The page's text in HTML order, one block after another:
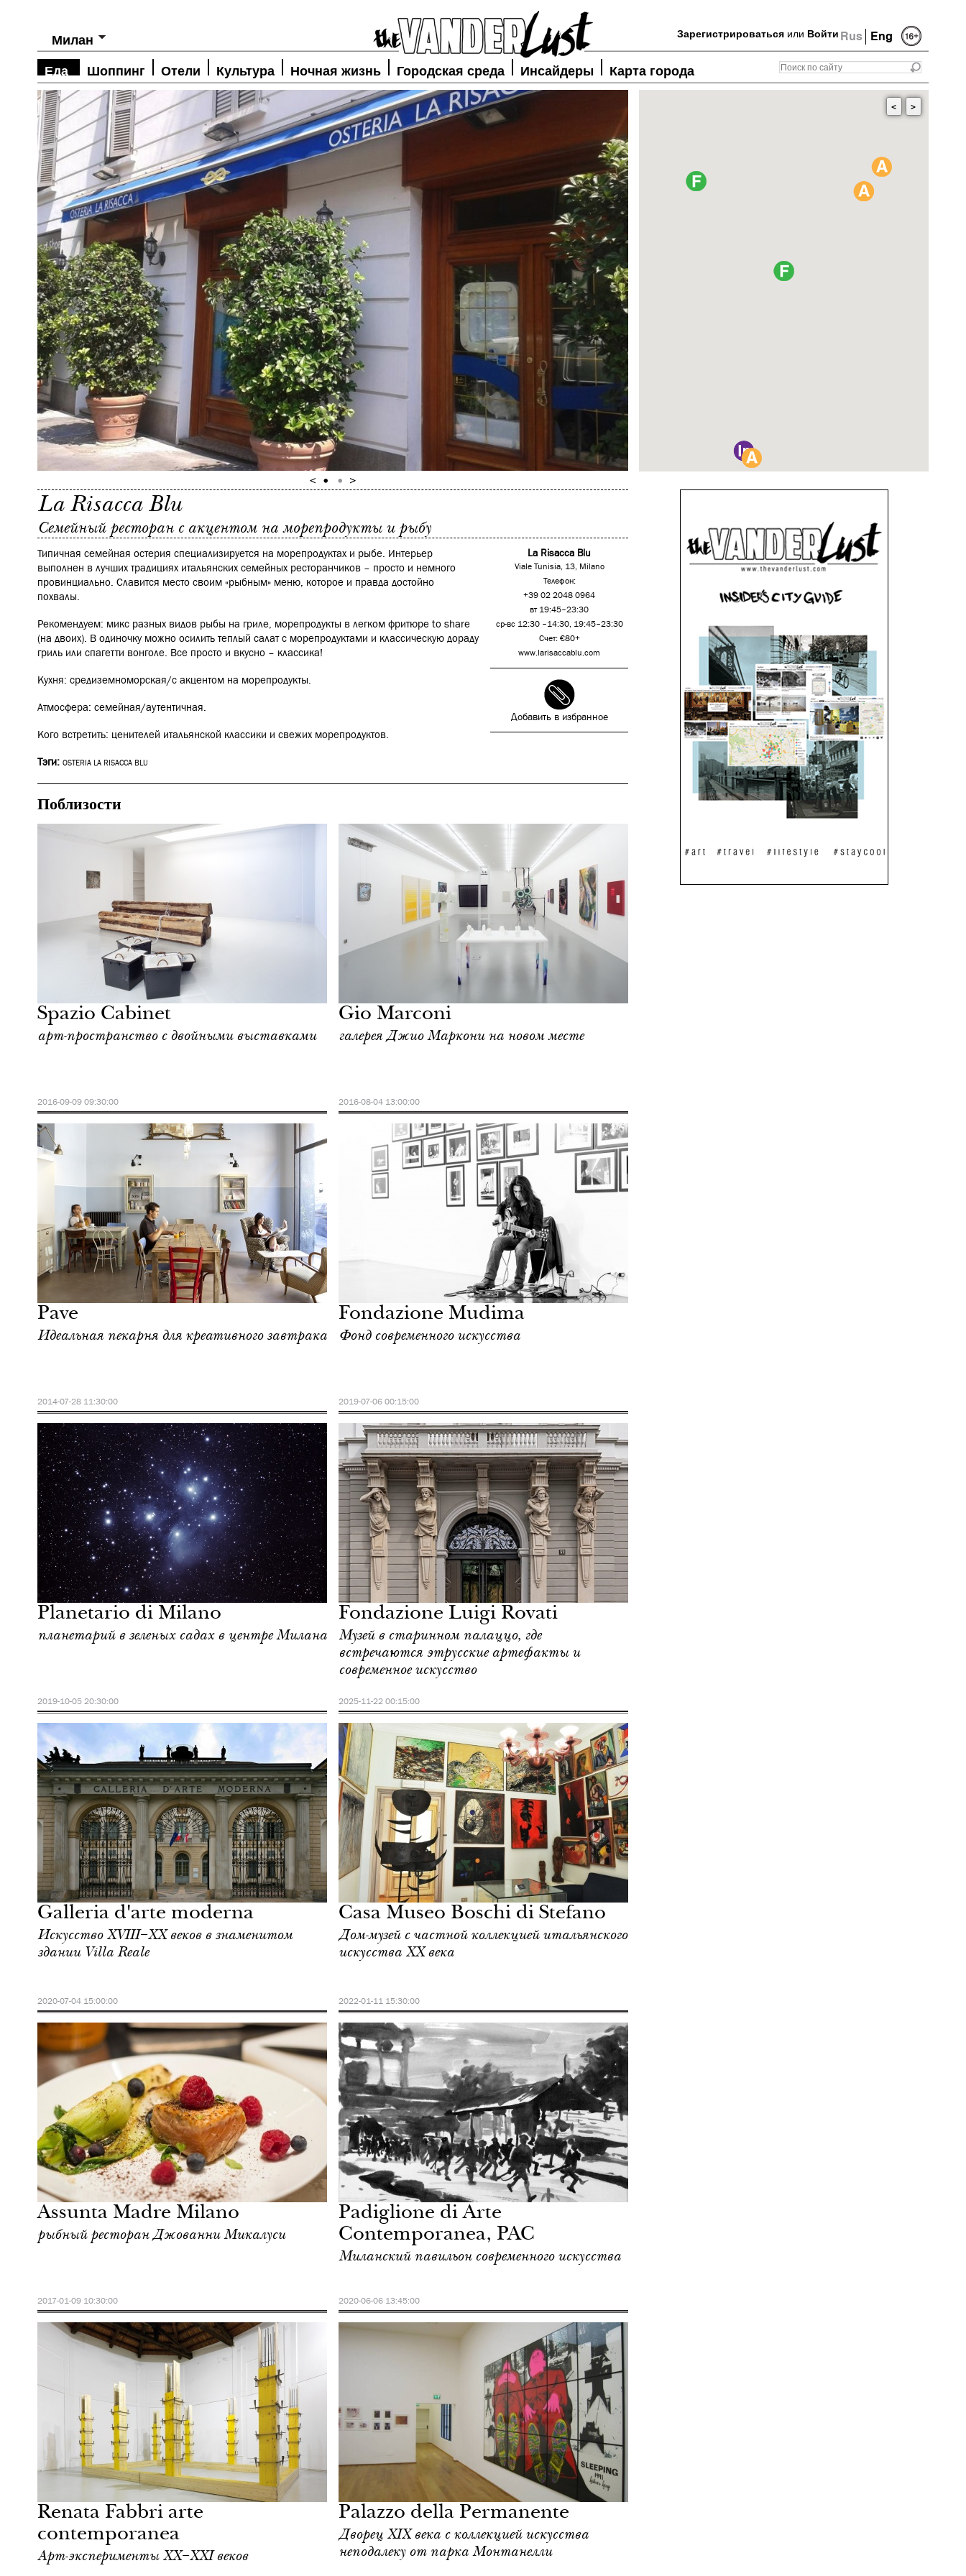
Rus Eng
Зарегистрироваться или Войти
Милан
Еда Шоппинг Отели Культура Ночная жизнь Городская среда Инсайдеры Карта города
< >
La Risacca Blu
Семейный ресторан с акцентом на морепродукты и рыбу
La Risacca Blu
Viale Tunisia, 13, Milano
Телефон:
+39 02 2048 0964
вт 19:45–23:30
ср-вс 12:30 –14:30, 19:45–23:30
Счет: €80+
www.larisaccablu.com
Добавить в избранное
Типичная семейная остерия специализируется на морепродуктах и рыбе. Интерьер
выполнен в лучших традициях итальянских семейных ресторанчиков – просто и немного
провинциально. Славится место своим «рыбным» меню, которое и правда достойно
похвалы.
Рекомендуем: микс разных видов рыбы на гриле, морепродукты в легком фритюре to share
(на двоих). В одиночку можно осилить теплый салат с морепродуктами и классическую дораду
гриль или спагетти вонголе. Все просто и вкусно – классика!
Кухня: средиземноморская/с акцентом на морепродукты.
Атмосфера: семейная/аутентичная.
Кого встретить: ценителей итальянской классики и свежих морепродуктов.
Тэги: OSTERIA LA RISACCA BLU
Поблизости
Spazio Cabinet
арт-пространство с двойными выставками
2016-09-09 09:30:00
Gio Marconi
галерея Джио Маркони на новом месте
2016-08-04 13:00:00
Pave
Идеальная пекарня для креативного завтрака
2014-07-28 11:30:00
Культура
Милан
Fondazione Mudima
Фонд современного искусства
2019-07-06 00:15:00
Planetario di Milano
планетарий в зеленых садах в центре Милана
2019-10-05 20:30:00
Культура
Милан
Fondazione Luigi Rovati
Музей в старинном палаццо, где
встречаются этрусские артефакты и
современное искусство
2025-11-22 00:15:00
Galleria d'arte moderna
Искусство XVIII–XX веков в знаменитом
здании Villa Reale
2020-07-04 15:00:00
Культура
Милан
Casa Museo Boschi di Stefano
Дом-музей с частной коллекцией итальянского
искусства ХХ века
2022-01-11 15:30:00
Assunta Madre Milano
рыбный ресторан Джованни Микалуси
2017-01-09 10:30:00
Культура
Милан
Padiglione di Arte
Contemporanea, PAC
Миланский павильон современного искусства
2020-06-06 13:45:00
Renata Fabbri arte
contemporanea
Арт-эксперименты ХХ–XXI веков
Культура
Palazzo della Permanente
Дворец XIX века с коллекцией искусства
неподалеку от парка Монтанелли